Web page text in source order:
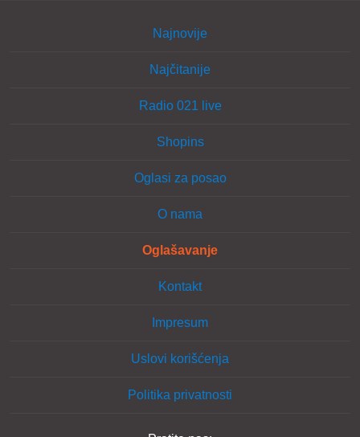
Najnovije
Najčitanije
Radio 021 live
Shopins
Oglasi za posao
O nama
Oglašavanje
Kontakt
Impresum
Uslovi korišćenja
Politika privatnosti